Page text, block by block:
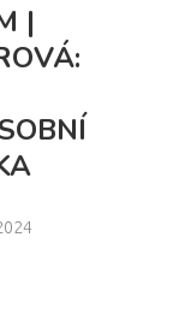
|